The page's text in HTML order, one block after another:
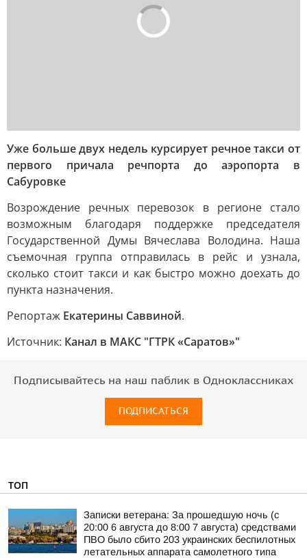
Уже больше двух недель курсирует речное такси от
первого причала речпорта до аэропорта в
Сабуровке
Возрождение речных перевозок в регионе стало
возможным благодаря поддержке председателя
Государственной Думы Вячеслава Володина. Наша
съемочная группа отправилась в рейс и узнала,
сколько стоит такси и как быстро можно доехать до
пункта назначения.
Репортаж Екатерины Саввиной.
Источник: Канал в МАКС "ГТРК «Саратов»"
Подписывайтесь на наш паблик в Одноклассниках
ПОДПИСАТЬСЯ
ТОП
Записки ветерана: За прошедшую ночь (с
20:00 6 августа до 8:00 7 августа) средствами
ПВО было сбито 203 украинских беспилотных
летательных аппарата самолетного типа